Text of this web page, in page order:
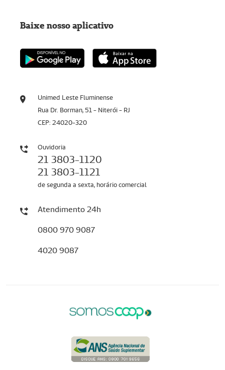
Unimed Leste Fluminense
Rua Dr. Borman, 51 - Niterói - RJ
CEP: 24020-320
Ouvidoria
21 3803-1120
21 3803-1121
de segunda a sexta, horário comercial
Atendimento 24h
0800 970 9087
4020 9087
Baixe nosso aplicativo